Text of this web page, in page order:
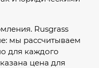
Rusgrass
мы рассчитываем
для каждого
цена для